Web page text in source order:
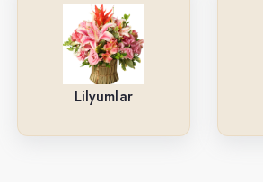
Lilyumlar
Arkadaşa
Kutuda Gül
Lilyumlar